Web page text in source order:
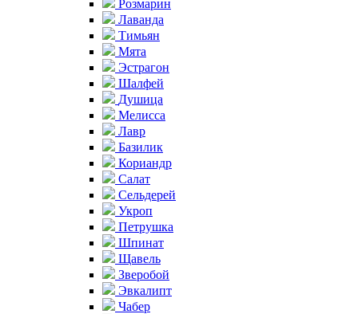
Розмарин
Лаванда
Тимьян
Мята
Эстрагон
Шалфей
Душица
Мелисса
Лавр
Базилик
Кориандр
Салат
Сельдерей
Укроп
Петрушка
Шпинат
Щавель
Зверобой
Эвкалипт
Чабер